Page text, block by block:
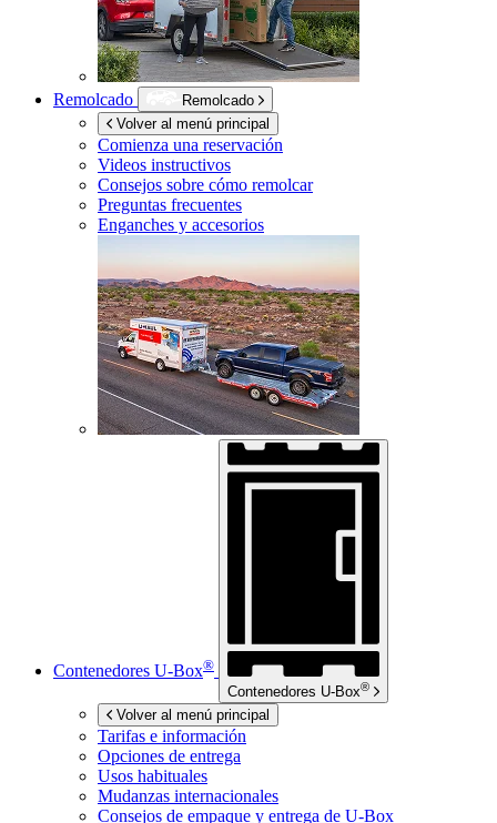
Remolcado
Remolcado
Volver al menú principal
Comienza una reservación
Videos instructivos
Consejos sobre cómo remolcar
Preguntas frecuentes
Enganches y accesorios
Contenedores U-Box®
Contenedores U-Box®
Volver al menú principal
Tarifas e información
Opciones de entrega
Usos habituales
Mudanzas internacionales
Consejos de empaque y entrega de U-Box